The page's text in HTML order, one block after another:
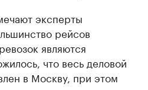
эксперты
рейсов
являются
что весь деловой
в Москву, при этом